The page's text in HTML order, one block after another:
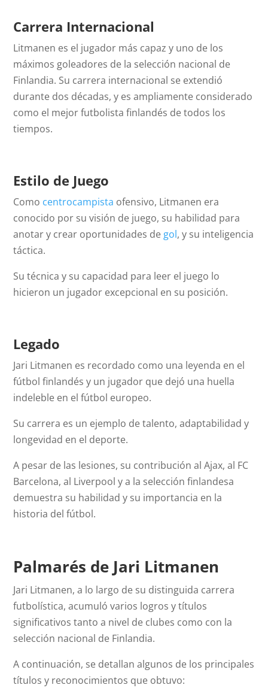
Carrera Internacional
Litmanen es el jugador más capaz y uno de los
máximos goleadores de la selección nacional de
Finlandia. Su carrera internacional se extendió
durante dos décadas, y es ampliamente considerado
como el mejor futbolista finlandés de todos los
tiempos.
Estilo de Juego
Como centrocampista ofensivo, Litmanen era
conocido por su visión de juego, su habilidad para
anotar y crear oportunidades de gol, y su inteligencia
táctica.
Su técnica y su capacidad para leer el juego lo
hicieron un jugador excepcional en su posición.
Legado
Jari Litmanen es recordado como una leyenda en el
fútbol finlandés y un jugador que dejó una huella
indeleble en el fútbol europeo.
Su carrera es un ejemplo de talento, adaptabilidad y
longevidad en el deporte.
A pesar de las lesiones, su contribución al Ajax, al FC
Barcelona, al Liverpool y a la selección finlandesa
demuestra su habilidad y su importancia en la
historia del fútbol.
Palmarés de Jari Litmanen
Jari Litmanen, a lo largo de su distinguida carrera
futbolística, acumuló varios logros y títulos
significativos tanto a nivel de clubes como con la
selección nacional de Finlandia.
A continuación, se detallan algunos de los principales
títulos y reconocimientos que obtuvo: